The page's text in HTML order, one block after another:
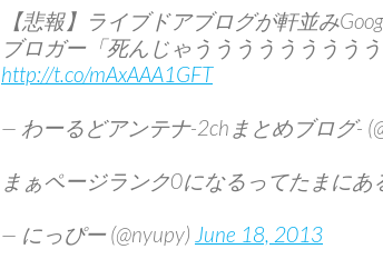
【悲報】ライブドアブログが軒並み
ブロガー「死んじゃううううううううう
http://t.co/mAxAAA1GFT
— わーるどアンテナ-2chまとめブログ-
まぁページランク0になるってたまに
— にっぴー (@nyupy) June 18, 2013